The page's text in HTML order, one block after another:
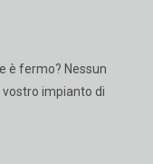
è fermo? Nessun
impianto di